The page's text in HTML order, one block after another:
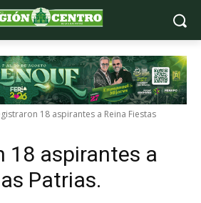
18 aspirantes a Reina Fiestas
18 aspirantes a
Patrias.